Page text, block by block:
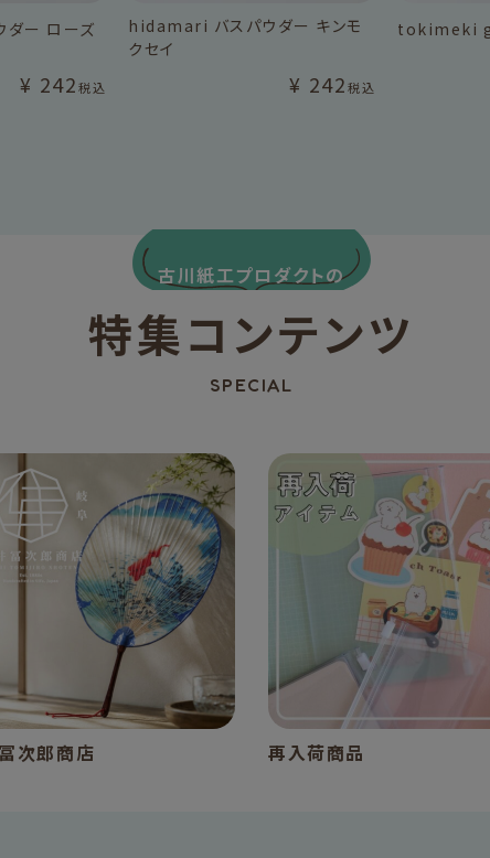
ー ローズ
¥ 242税込
hidamari バスパウダー キンモ
クセイ
¥ 242税込
tokimeki
古川紙工プロダクトの
特集コンテンツ
SPECIAL
次郎商店 再入荷商品